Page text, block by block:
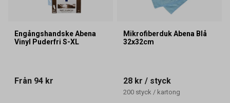
Engångshandske Abena
Vinyl Puderfri S-XL
Från 94 kr
Mikrofiberduk Abena Blå
32x32cm
28 kr / styck
200 styck / kartong